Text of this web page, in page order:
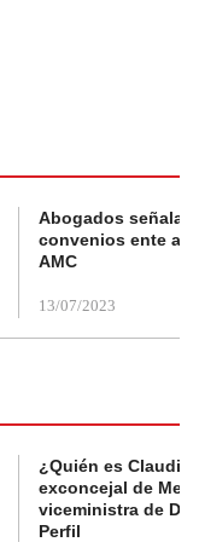
Abogados
convenios ente
AMC
13/07/2023
¿Quién es Claudia
exconcejal de
viceministra de
Perfil